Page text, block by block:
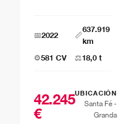
📅2022 📏
637.919
km
⚙️581 CV ⚖️18,0 t
42.245
€
UBICACIÓN
Santa Fé -
Granda